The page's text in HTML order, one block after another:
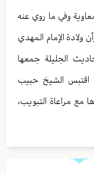
وفي ما روي عنه
ولادة الإمام المهدي
الجليلة جمعها
اقتبس الشيخ حبيب
مراعاة التبويب،